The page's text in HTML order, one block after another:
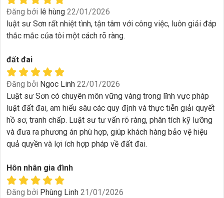
Đăng bởi lê hùng 22/01/2026
luật sư Sơn rất nhiệt tình, tận tâm với công việc, luôn giải đáp
thắc mắc của tôi một cách rõ ràng.
đất đai
Đăng bởi Ngoc Linh 22/01/2026
Luật sư Sơn có chuyên môn vững vàng trong lĩnh vực pháp
luật đất đai, am hiểu sâu các quy định và thực tiễn giải quyết
hồ sơ, tranh chấp. Luật sư tư vấn rõ ràng, phân tích kỹ lưỡng
và đưa ra phương án phù hợp, giúp khách hàng bảo vệ hiệu
quả quyền và lợi ích hợp pháp về đất đai.
Hôn nhân gia đình
Đăng bởi Phùng Linh 21/01/2026